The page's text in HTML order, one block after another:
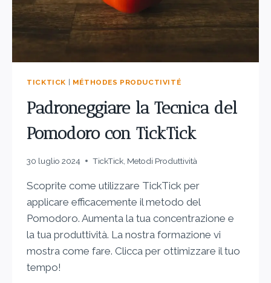
TICKTICK MÉTHODES PRODUCTIVITÉ
Padroneggiare la Tecnica del
Pomodoro con TickTick
30 luglio 2024 TickTick Metodi Produttività
Scoprite come utilizzare TickTick per
applicare efficacemente il metodo del
Pomodoro. Aumenta la tua concentrazione e
la tua produttività. La nostra formazione vi
mostra come fare. Clicca per ottimizzare il tuo
tempo!